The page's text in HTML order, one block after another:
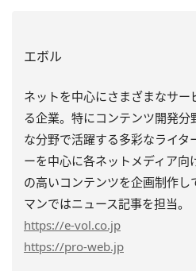
エボル
ネットを中心にさまざまなサー
る企業。特にコンテンツ開発分
な分野で活躍する多彩なライタ
ーを中心に各ネットメディア向
の高いコンテンツを企画制作し
マンではニュース記事を担当。
https://e-vol.co.jp
https://pro-web.jp